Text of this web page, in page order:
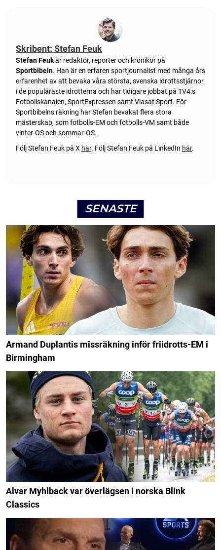
Skribent: Stefan Feuk
Stefan Feukär redaktör, reporter och krönikör på
Sportbibeln. Han är en erfaren sportjournalist med många års
erfarenhet av att bevaka våra största, svenska idrottsstjärnor
i de populäraste idrotterna och har tidigare jobbat på TV4:s
Fotbollskanalen, SportExpressen samt Viasat Sport. För
Sportbibelns räkning har Stefan bevakat flera stora
mästerskap, som fotbolls-EM och fotbolls-VM samt både
vinter-OS och sommar-OS.
Följ Stefan Feuk på X här. Följ Stefan Feuk på LinkedIn här.
SENASTE
Armand Duplantis missräkning inför friidrotts-EM i
Birmingham
Alvar Myhlback var överlägsen i norska Blink
Classics